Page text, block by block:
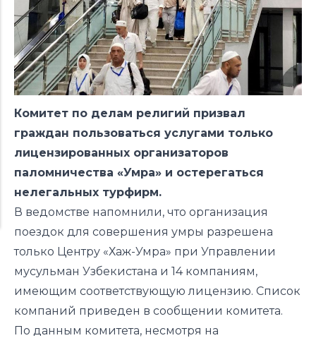
Комитет по делам религий призвал
граждан пользоваться услугами только
лицензированных организаторов
паломничества «Умра» и остерегаться
нелегальных турфирм.
В ведомстве напомнили, что организация
поездок для совершения умры разрешена
только Центру «Хаж-Умра» при Управлении
мусульман Узбекистана и 14 компаниям,
имеющим соответствующую лицензию. Список
компаний приведен в сообщении комитета.
По данным комитета, несмотря на